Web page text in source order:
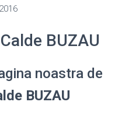
BUZAU
noastra de
BUZAU